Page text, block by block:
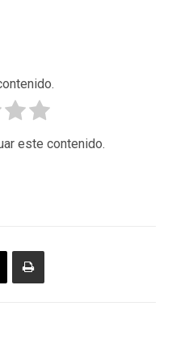
este contenido.